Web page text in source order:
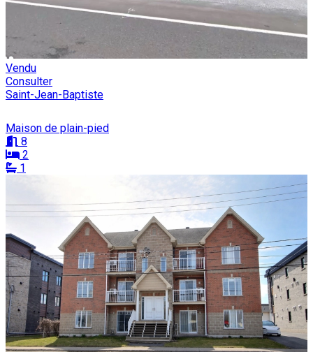
Vendu
Consulter
Saint-Jean-Baptiste
Maison de plain-pied
8
2
1